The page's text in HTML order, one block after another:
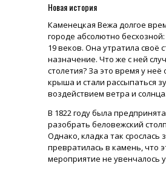
Новая история
Каменецкая Вежа долгое
городе абсолютно
19 веков. Она утратила своё
назначение. Что же с ней
столетия? За это время у
крыша и стали рассыпаться
воздействием ветра и солнца.
В 1822 году была
разобрать беловежский
Однако, кладка так срослась
превратилась в камень, что
мероприятие не увенчалось